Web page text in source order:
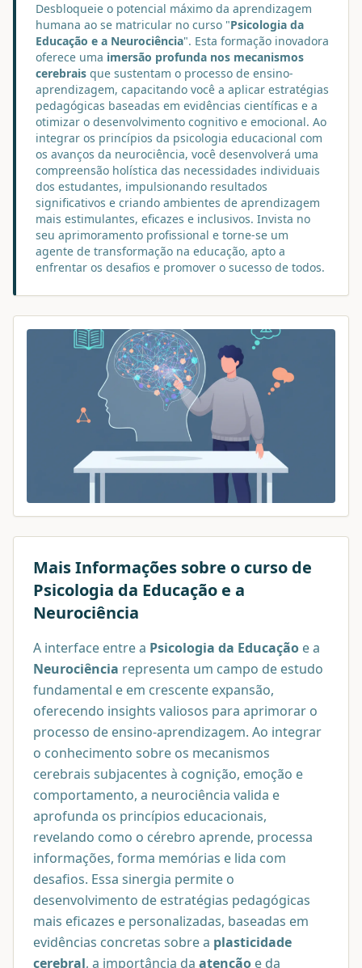
Desbloqueie o potencial máximo da aprendizagem
humana ao se matricular no curso "Psicologia da
Educação e a Neurociência". Esta formação inovadora
oferece uma imersão profunda nos mecanismos
cerebrais que sustentam o processo de ensino-
aprendizagem, capacitando você a aplicar estratégias
pedagógicas baseadas em evidências científicas e a
otimizar o desenvolvimento cognitivo e emocional. Ao
integrar os princípios da psicologia educacional com
os avanços da neurociência, você desenvolverá uma
compreensão holística das necessidades individuais
dos estudantes, impulsionando resultados
significativos e criando ambientes de aprendizagem
mais estimulantes, eficazes e inclusivos. Invista no
seu aprimoramento profissional e torne-se um
agente de transformação na educação, apto a
enfrentar os desafios e promover o sucesso de todos.
Mais Informações sobre o curso de
Psicologia da Educação e a
Neurociência
A interface entre a Psicologia da Educação e a
Neurociência representa um campo de estudo
fundamental e em crescente expansão,
oferecendo insights valiosos para aprimorar o
processo de ensino-aprendizagem. Ao integrar
o conhecimento sobre os mecanismos
cerebrais subjacentes à cognição, emoção e
comportamento, a neurociência valida e
aprofunda os princípios educacionais,
revelando como o cérebro aprende, processa
informações, forma memórias e lida com
desafios. Essa sinergia permite o
desenvolvimento de estratégias pedagógicas
mais eficazes e personalizadas, baseadas em
evidências concretas sobre a plasticidade
cerebral, a importância da atenção e da